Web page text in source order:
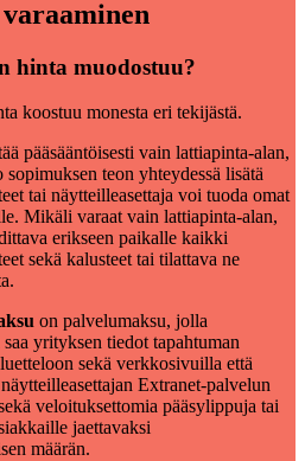
varaaminen
hinta muodostuu?
koostuu monesta eri tekijästä.
pääsääntöisesti vain lattiapinta-alan,
teon yhteydessä lisätä
tai näytteilleasettaja voi tuoda omat
Mikäli varaat vain lattiapinta-alan,
erikseen paikalle kaikki
sekä kalusteet tai tilattava ne
on palvelumaksu, jolla
yrityksen tiedot tapahtuman
sekä verkkosivuilla että
näytteilleasettajan Extranet-palvelun
veloituksettomia pääsylippuja tai
jaettavaksi
määrän.